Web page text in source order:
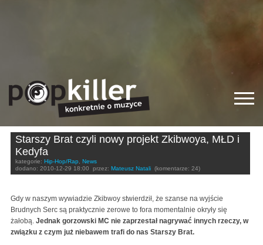
Starszy Brat czyli nowy projekt Zkibwoya, MŁD i
Kedyfa
kategorie: Hip-Hop/Rap, News
dodano: 2010-12-29 18:00 przez: Mateusz Natali (komentarze: 24)
Gdy w naszym wywiadzie Zkibwoy stwierdził, że szanse na wyjście
Brudnych Serc są praktycznie zerowe to fora momentalnie okryły się
żałobą. Jednak gorzowski MC nie zaprzestał nagrywać innych rzeczy, w
związku z czym już niebawem trafi do nas Starszy Brat.